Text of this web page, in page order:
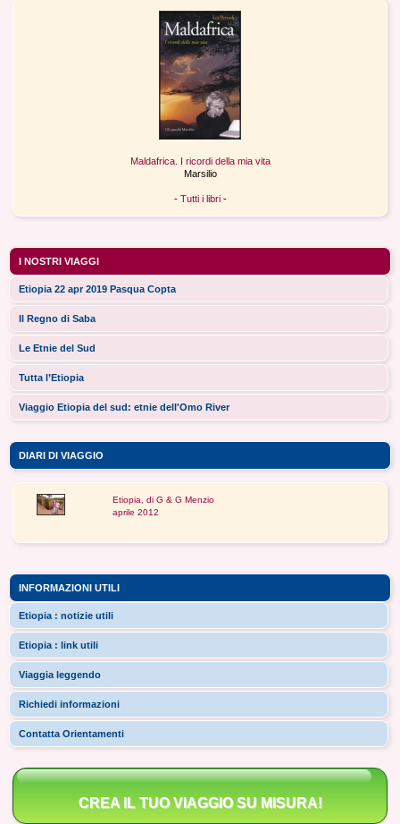
Maldafrica. I ricordi della mia vita
Marsilio
- Tutti i libri-
I NOSTRI VIAGGI
Etiopia 22 apr 2019 Pasqua Copta
Il Regno di Saba
Le Etnie del Sud
Tutta l’Etiopia
Viaggio Etiopia del sud: etnie dell'Omo River
DIARI DI VIAGGIO
Etiopia, di G & G Menzio
aprile 2012
INFORMAZIONI UTILI
Etiopia : notizie utili
Etiopia : link utili
Viaggia leggendo
Richiedi informazioni
Contatta Orientamenti
CREA IL TUO VIAGGIO SU MISURA!